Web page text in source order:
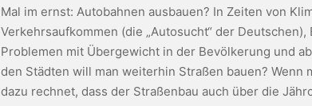
Mal im ernst: Autobahnen ausbauen? In Zeiten von
Verkehrsaufkommen (die „Autosucht“ der Deutschen),
Problemen mit Übergewicht in der Bevölkerung und
den Städten will man weiterhin Straßen bauen? Wenn
dazu rechnet, dass der Straßenbau auch über die